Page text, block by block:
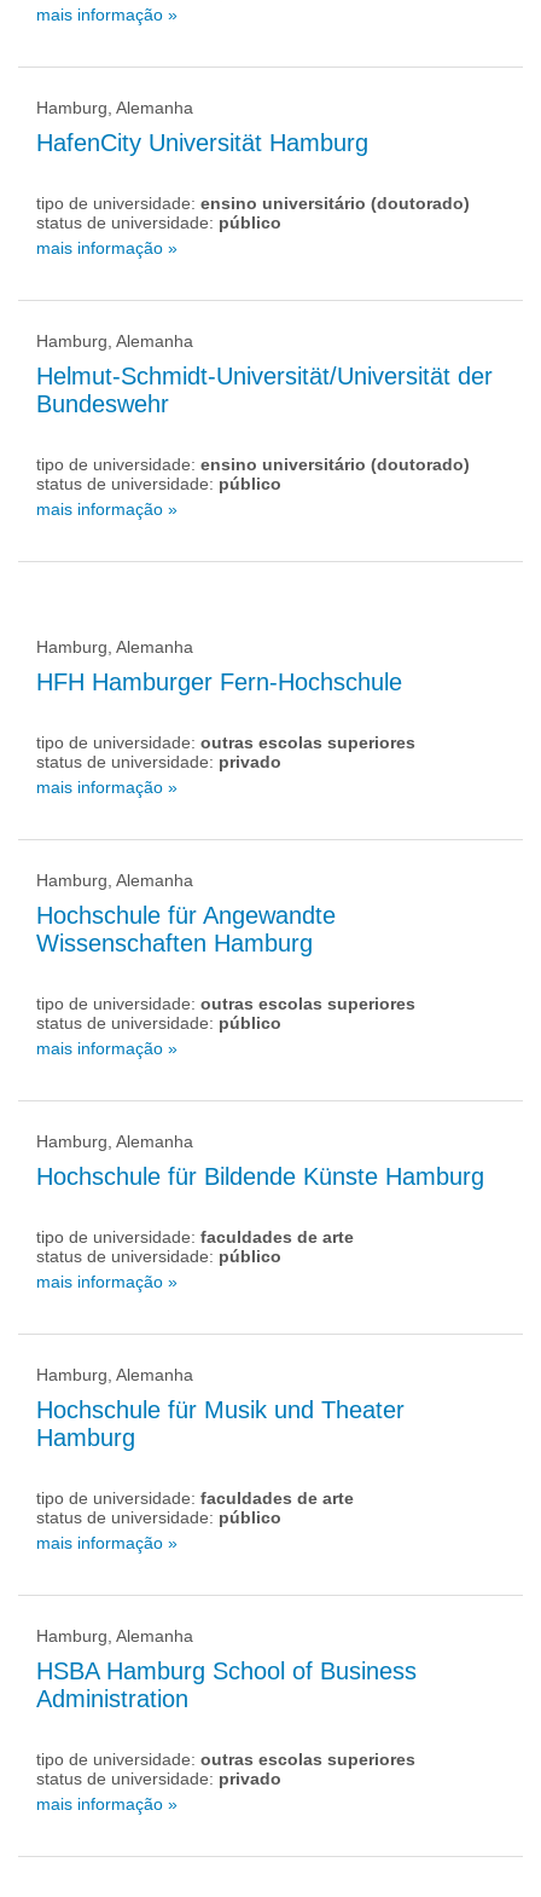
mais informação »
Hamburg, Alemanha
HafenCity Universität Hamburg
tipo de universidade: ensino universitário (doutorado)
status de universidade: público
mais informação »
Hamburg, Alemanha
Helmut-Schmidt-Universität/Universität der
Bundeswehr
tipo de universidade: ensino universitário (doutorado)
status de universidade: público
mais informação »
Hamburg, Alemanha
HFH Hamburger Fern-Hochschule
tipo de universidade: outras escolas superiores
status de universidade: privado
mais informação »
Hamburg, Alemanha
Hochschule für Angewandte
Wissenschaften Hamburg
tipo de universidade: outras escolas superiores
status de universidade: público
mais informação »
Hamburg, Alemanha
Hochschule für Bildende Künste Hamburg
tipo de universidade: faculdades de arte
status de universidade: público
mais informação »
Hamburg, Alemanha
Hochschule für Musik und Theater
Hamburg
tipo de universidade: faculdades de arte
status de universidade: público
mais informação »
Hamburg, Alemanha
HSBA Hamburg School of Business
Administration
tipo de universidade: outras escolas superiores
status de universidade: privado
mais informação »